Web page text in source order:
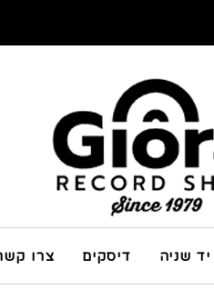
שניה דיסקים צרו